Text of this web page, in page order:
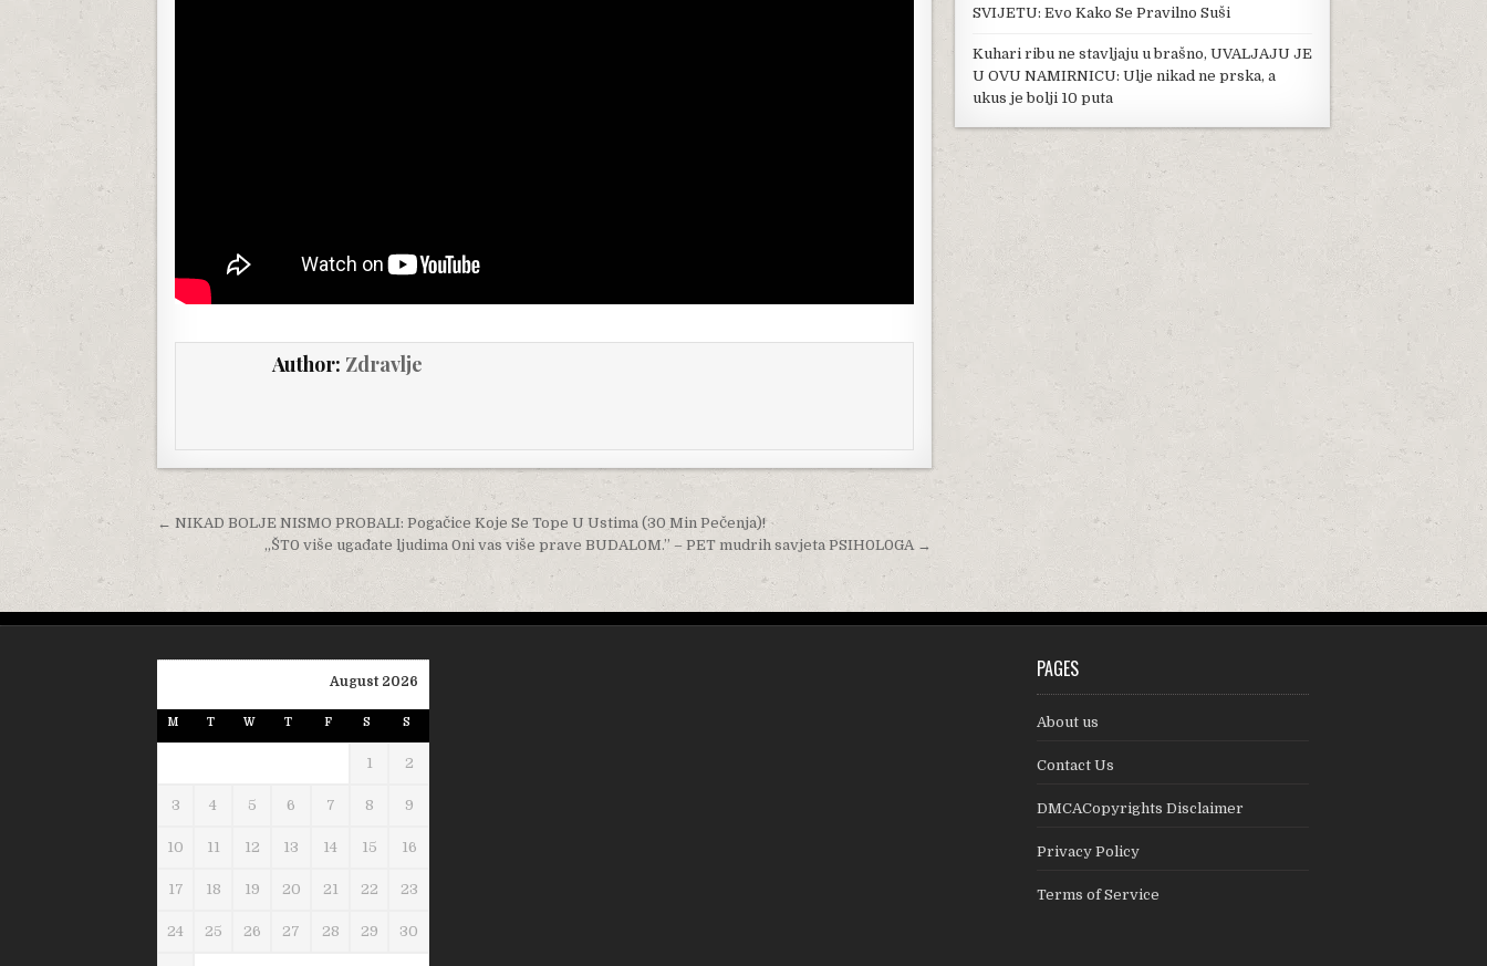
Author: Zdravlje
Post navigation
← NIKAD BOLJE NISMO PROBALI: Pogačice Koje Se Tope U Ustima (30 Min Pečenja)!
„ŠT0 više ugađate ljudima 0ni vas više prave BUDAL0M.” – PET mudrih savjeta PSIH0L0GA →
SVIJETU: Evo Kako Se Pravilno Suši
Kuhari ribu ne stavljaju u brašno, UVALJAJU JE
U OVU NAMIRNICU: Ulje nikad ne prska, a
ukus je bolji 10 puta
August 2026
M T W T F S S
1 2
3 4 5 6 7 8 9
10 11 12 13 14 15 16
17 18 19 20 21 22 23
24 25 26 27 28 29 30
PAGES
About us
Contact Us
DMCACopyrights Disclaimer
Privacy Policy
Terms of Service